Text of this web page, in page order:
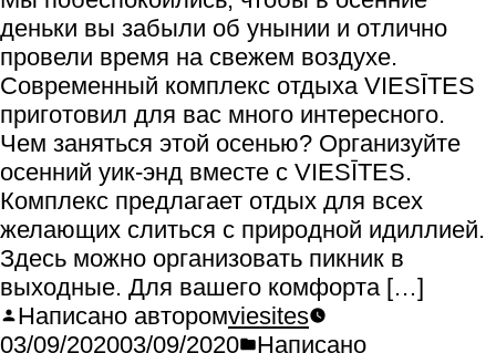
деньки вы забыли об унынии и отлично
провели время на свежем воздухе.
Современный комплекс отдыха VIESĪTES
приготовил для вас много интересного.
Чем заняться этой осенью? Организуйте
осенний уик-энд вместе с VIESĪTES.
Комплекс предлагает отдых для всех
желающих слиться с природной идиллией.
Здесь можно организовать пикник в
выходные. Для вашего комфорта […]
Написано авторомviesites
03/09/202003/09/2020
Написано